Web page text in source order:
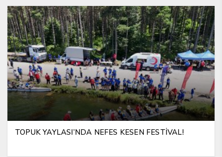
TOPUK YAYLASI’NDA NEFES KESEN FESTİVAL!